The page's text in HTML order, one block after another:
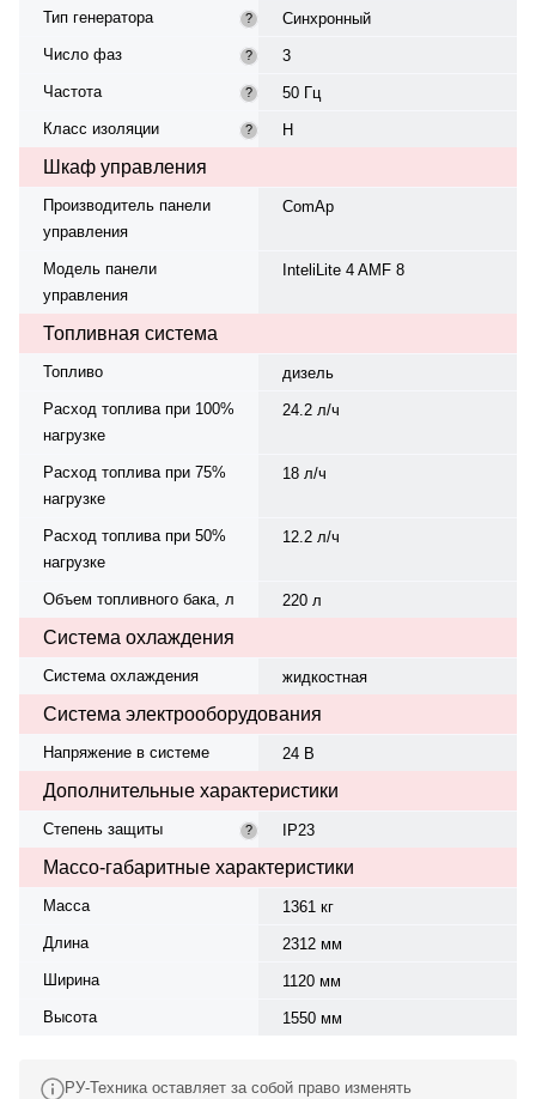
Тип генератора
?
Синхронный
Число фаз
?
3
Частота
?
50 Гц
Класс изоляции
? H
Шкаф управления
Производитель панели
управления
ComAp
Модель панели
управления
InteliLite 4 AMF 8
Топливная система
Топливо
дизель
Расход топлива при 100%
нагрузке
24.2 л/ч
Расход топлива при 75%
нагрузке
18 л/ч
Расход топлива при 50%
нагрузке
12.2 л/ч
Объем топливного бака, л 220 л
Система охлаждения
Система охлаждения жидкостная
Система электрооборудования
Напряжение в системе 24 В
Дополнительные характеристики
Степень защиты ? IP23
Массо-габаритные характеристики
Масса
1361 кг
Длина
2312 мм
Ширина
1120 мм
Высота
1550 мм
РУ-Техника оставляет за собой право изменять